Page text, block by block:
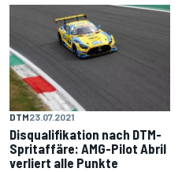
DTM23.07.2021
Disqualifikation nach DTM-
Spritaffäre: AMG-Pilot Abril
verliert alle Punkte